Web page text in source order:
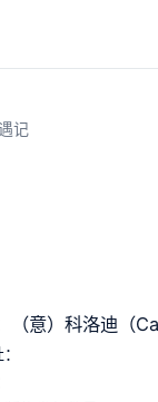
记
（意）科洛迪（